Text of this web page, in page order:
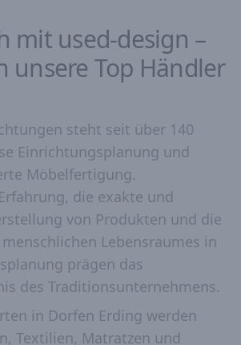
mit used-design –
unsere Top Händler
steht seit über 140
Einrichtungsplanung und
Möbelfertigung.
die exakte und
von Produkten und die
Lebensraumes in
prägen das
des Traditionsunternehmens.
in Dorfen Erding werden
Textilien, Matratzen und